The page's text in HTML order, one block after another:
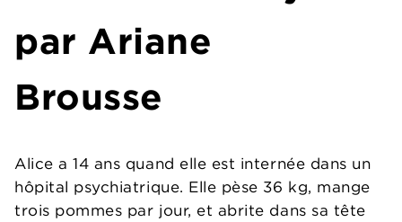
par Ariane
Brousse
Alice a 14 ans quand elle est internée dans un
hôpital psychiatrique. Elle pèse 36 kg, mange
trois pommes par jour, et abrite dans sa tête